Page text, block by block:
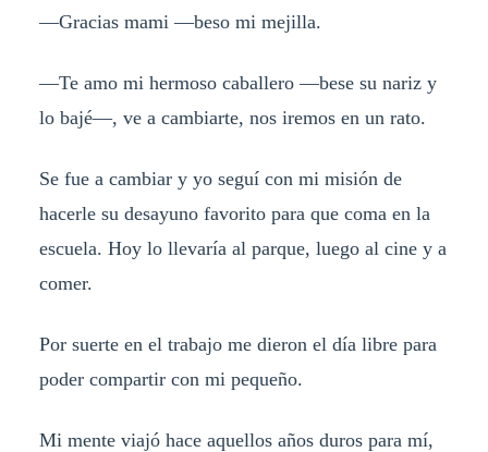
—Gracias mami —beso mi mejilla.
—Te amo mi hermoso caballero —bese su nariz y
lo bajé—, ve a cambiarte, nos iremos en un rato.
Se fue a cambiar y yo seguí con mi misión de
hacerle su desayuno favorito para que coma en la
escuela. Hoy lo llevaría al parque, luego al cine y a
comer.
Por suerte en el trabajo me dieron el día libre para
poder compartir con mi pequeño.
Mi mente viajó hace aquellos años duros para mí,